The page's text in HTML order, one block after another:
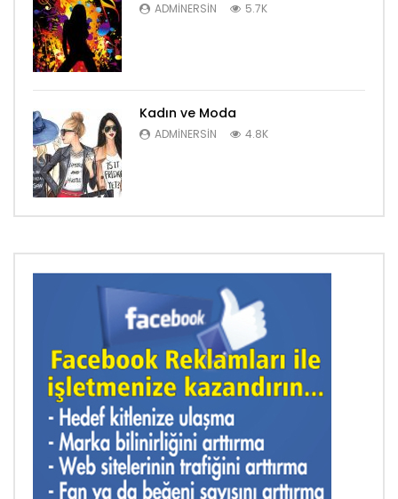
ADMINERSIN 5.7K
Kadın ve Moda
ADMINERSIN 4.8K